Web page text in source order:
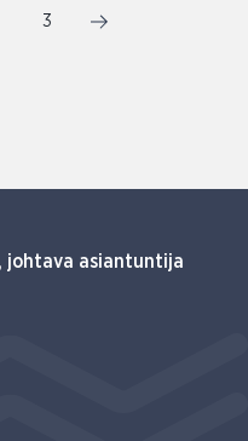
3
johtava asiantuntija
linkki)